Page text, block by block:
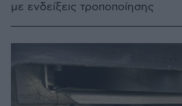
με ενδείξεις τροποποίησης